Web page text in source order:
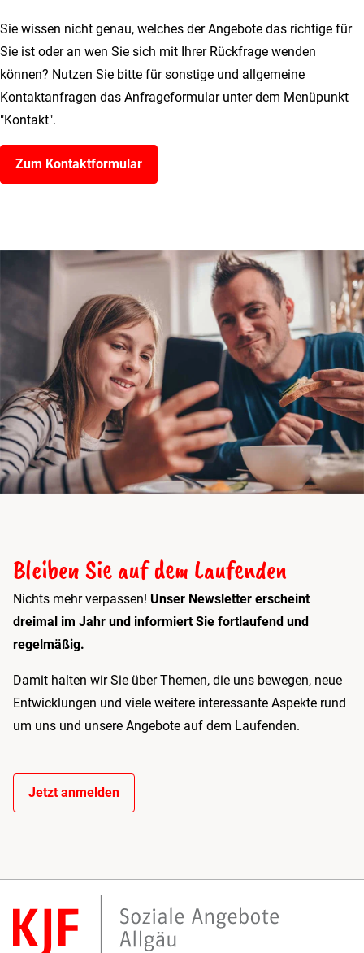
Sie wissen nicht genau, welches der Angebote das richtige für
Sie ist oder an wen Sie sich mit Ihrer Rückfrage wenden
können? Nutzen Sie bitte für sonstige und allgemeine
Kontaktanfragen das Anfrageformular unter dem Menüpunkt
"Kontakt".
Zum Kontaktformular
Bleiben Sie auf dem Laufenden
Nichts mehr verpassen! Unser Newsletter erscheint
dreimal im Jahr und informiert Sie fortlaufend und
regelmäßig.
Damit halten wir Sie über Themen, die uns bewegen, neue
Entwicklungen und viele weitere interessante Aspekte rund
um uns und unsere Angebote auf dem Laufenden.
Jetzt anmelden